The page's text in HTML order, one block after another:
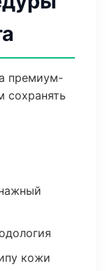
премиум-
сохранять
кожи